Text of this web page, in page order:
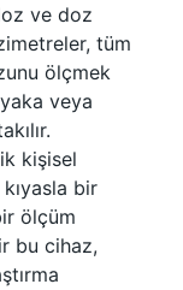
ve doz
tüm
ölçmek
veya
kişisel
bir
ölçüm
bu cihaz,